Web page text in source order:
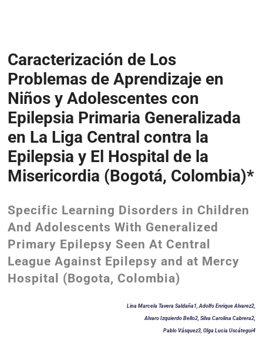
Caracterización de Los
Problemas de Aprendizaje en
Niños y Adolescentes con
Epilepsia Primaria Generalizada
en La Liga Central contra la
Epilepsia y El Hospital de la
Misericordia (Bogotá, Colombia)*
Specific Learning Disorders in Children
And Adolescents With Generalized
Primary Epilepsy Seen At Central
League Against Epilepsy and at Mercy
Hospital (Bogota, Colombia)
Lina Marcela Tavera Saldaña1, Adolfo Enrique Alvarez2,
Alvaro Izquierdo Bello2, Silva Carolina Cabrera2,
Pablo Vásquez3, Olga Lucia Uscátegui4